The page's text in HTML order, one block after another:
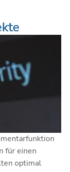
für einen
optimal